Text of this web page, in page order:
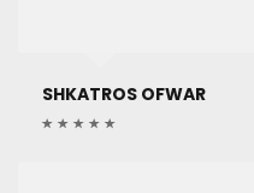
SHKATROS OFWAR